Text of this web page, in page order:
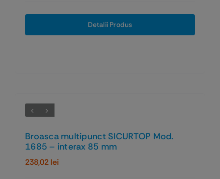
475,92 lei
până
Detalii Produs
Broasca multipunct SICURTOP Mod.
1685 – interax 85 mm
238,02 lei